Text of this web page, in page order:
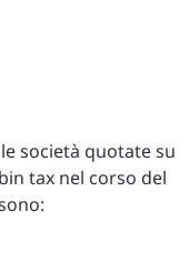
società quotate su
tax nel corso del